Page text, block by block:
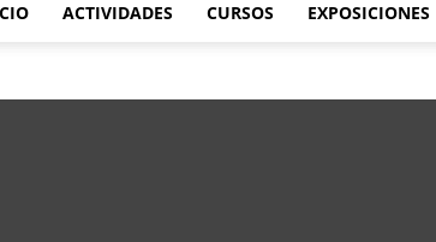
ACTIVIDADES CURSOS EXPOSICIONES